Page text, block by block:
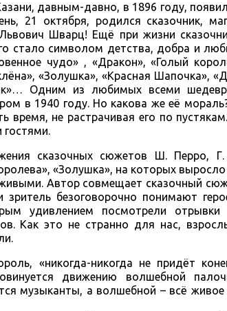
давным-давно, в 1896 году,
21 октября, родился сказочник,
Шварц! Ещё при жизни
стало символом детства, добра и
чудо» , «Дракон», «Голый
«Золушка», «Красная Шапочка»,
Одним из любимых всеми
в 1940 году. Но какова же её
время, не растрачивая его по
сказочных сюжетов Ш. Перро,
«Золушка», на которых выросло
Автор совмещает сказочный
безоговорочно понимают
удивлением посмотрели отрывки
Как это не странно для нас,
«никогда-никогда не придёт
движению волшебной
музыканты, а волшебной – всё живое